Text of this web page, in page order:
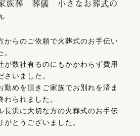
族葬 葬儀 小さなお葬式の
からのご依頼で火葬式のお手伝い
が数社有るのにもかかわらず費用
いました。
勤めを頂きご家族でお別れを済ま
られました。
長浜に大切な方の火葬式のお手伝
とうございました。